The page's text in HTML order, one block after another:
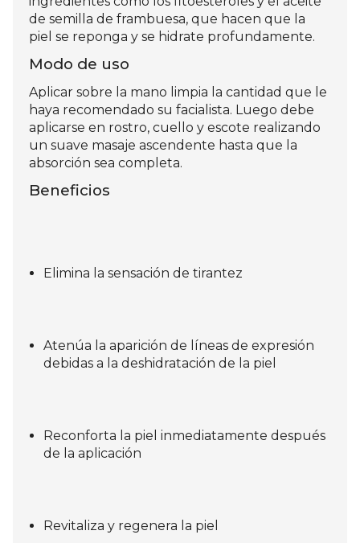
de semilla de frambuesa, que hacen que la
piel se reponga y se hidrate profundamente.
Modo de uso
Aplicar sobre la mano limpia la cantidad que le
haya recomendado su facialista. Luego debe
aplicarse en rostro, cuello y escote realizando
un suave masaje ascendente hasta que la
absorción sea completa.
Beneficios
Elimina la sensación de tirantez
Atenúa la aparición de líneas de expresión
debidas a la deshidratación de la piel
Reconforta la piel inmediatamente después
de la aplicación
Revitaliza y regenera la piel